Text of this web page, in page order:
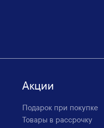
Акции
Подарок при покупке
Товары в рассрочку